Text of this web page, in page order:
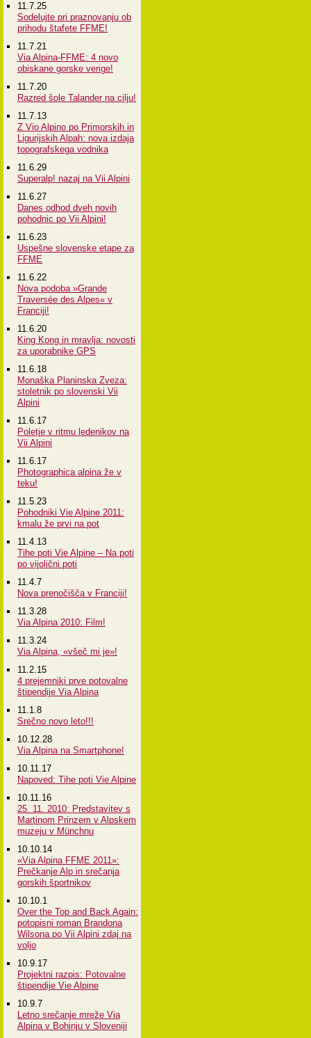
11.7.25
Sodelujte pri praznovanju ob
prihodu štafete FFME!
11.7.21
Via Alpina-FFME: 4 novo
obiskane gorske verige!
11.7.20
Razred šole Talander na cilju!
11.7.13
Z Vio Alpino po Primorskih in
Ligurijskih Alpah: nova izdaja
topografskega vodnika
11.6.29
Superalp! nazaj na Vii Alpini
11.6.27
Danes odhod dveh novih
pohodnic po Vii Alpini!
11.6.23
Uspešne slovenske etape za
FFME
11.6.22
Nova podoba »Grande
Traversée des Alpes« v
Franciji!
11.6.20
King Kong in mravlja: novosti
za uporabnike GPS
11.6.18
Monaška Planinska Zveza:
stoletnik po slovenski Vii
Alpini
11.6.17
Poletje v ritmu ledenikov na
Vii Alpini
11.6.17
Photographica alpina že v
teku!
11.5.23
Pohodniki Vie Alpine 2011:
kmalu že prvi na pot
11.4.13
Tihe poti Vie Alpine – Na poti
po vijolični poti
11.4.7
Nova prenočišča v Franciji!
11.3.28
Via Alpina 2010: Film!
11.3.24
Via Alpina, «všeč mi je»!
11.2.15
4 prejemniki prve potovalne
štipendije Via Alpina
11.1.8
Srečno novo leto!!!
10.12.28
Via Alpina na Smartphone!
10.11.17
Napoved: Tihe poti Vie Alpine
10.11.16
25. 11. 2010: Predstavitev s
Martinom Prinzem v Alpskem
muzeju v Münchnu
10.10.14
«Via Alpina FFME 2011»:
Prečkanje Alp in srečanja
gorskih športnikov
10.10.1
Over the Top and Back Again:
potopisni roman Brandona
Wilsona po Vii Alpini zdaj na
voljo
10.9.17
Projektni razpis: Potovalne
štipendije Vie Alpine
10.9.7
Letno srečanje mreže Via
Alpina v Bohinju v Sloveniji